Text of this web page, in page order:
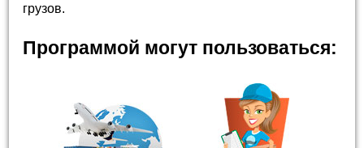
грузов.
Программой могут пользоваться: